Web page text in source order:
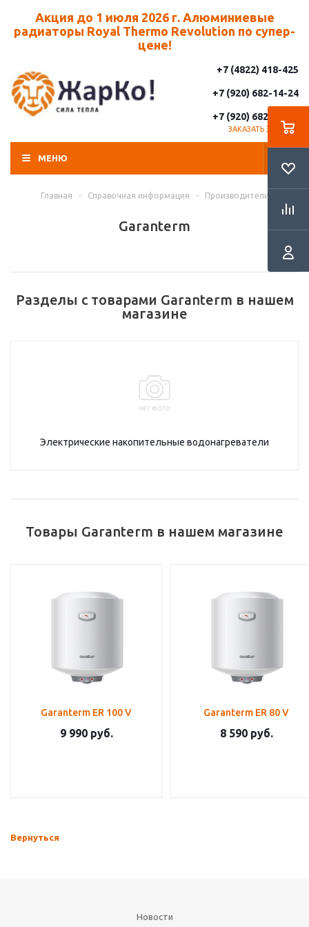
Акция до 1 июля 2026 г. Алюминиевые
радиаторы Royal Thermo Revolution по супер-
цене!
+7 (4822) 418-425
+7 (920) 682-14-24
+7 (920) 682-14-25
ЗАКАЗАТЬ ЗВОНОК
МЕНЮ
Главная - Справочная информация - Производители
Garanterm
Разделы с товарами Garanterm в нашем
магазине
Электрические накопительные водонагреватели
Товары Garanterm в нашем магазине
Garanterm ER 100 V
9 990руб.
Garanterm ER 80 V
8 590руб.
Вернуться
Новости